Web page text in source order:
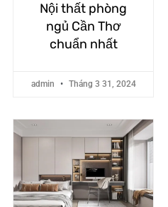
Nội thất phòng
ngủ Cần Thơ
chuẩn nhất
admin Tháng 3 31, 2024